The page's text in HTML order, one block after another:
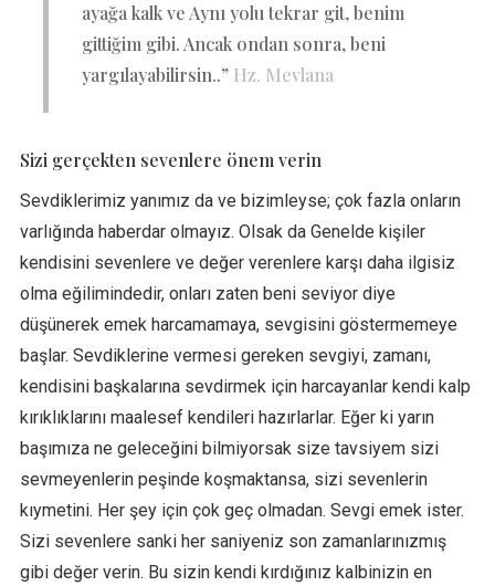
ayağa kalk ve Aynı yolu tekrar git, benim
gittiğim gibi. Ancak ondan sonra, beni
yargılayabilirsin..” Hz. Mevlana
Sizi gerçekten sevenlere önem verin
Sevdiklerimiz yanımız da ve bizimleyse; çok fazla onların
varlığında haberdar olmayız. Olsak da Genelde kişiler
kendisini sevenlere ve değer verenlere karşı daha ilgisiz
olma eğilimindedir, onları zaten beni seviyor diye
düşünerek emek harcamamaya, sevgisini göstermemeye
başlar. Sevdiklerine vermesi gereken sevgiyi, zamanı,
kendisini başkalarına sevdirmek için harcayanlar kendi kalp
kırıklıklarını maalesef kendileri hazırlarlar. Eğer ki yarın
başımıza ne geleceğini bilmiyorsak size tavsiyem sizi
sevmeyenlerin peşinde koşmaktansa, sizi sevenlerin
kıymetini. Her şey için çok geç olmadan. Sevgi emek ister.
Sizi sevenlere sanki her saniyeniz son zamanlarınızmış
gibi değer verin. Bu sizin kendi kırdığınız kalbinizin en